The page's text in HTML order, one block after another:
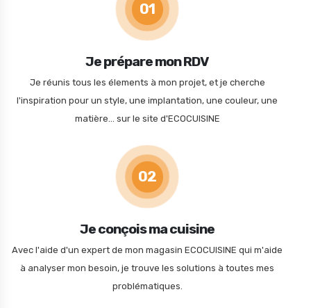
01
Je prépare mon RDV
Je réunis tous les élements à mon projet, et je cherche
l'inspiration pour un style, une implantation, une couleur, une
matière... sur le site d'ECOCUISINE
02
Je conçois ma cuisine
Avec l'aide d'un expert de mon magasin ECOCUISINE qui m'aide
à analyser mon besoin, je trouve les solutions à toutes mes
problématiques.